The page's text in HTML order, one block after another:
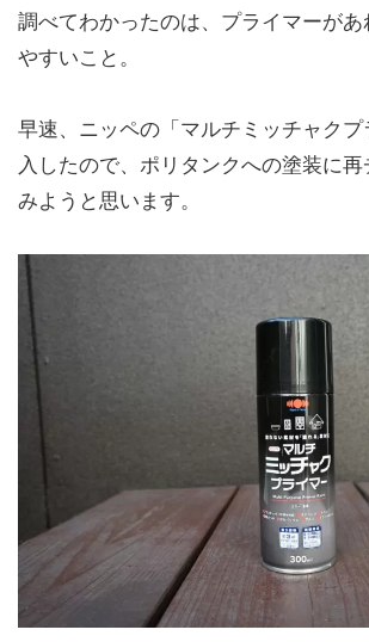
調べてわかったのは、プライマーがあ
やすいこと。
早速、ニッペの「マルチミッチャク
入したので、ポリタンクへの塗装に
みようと思います。